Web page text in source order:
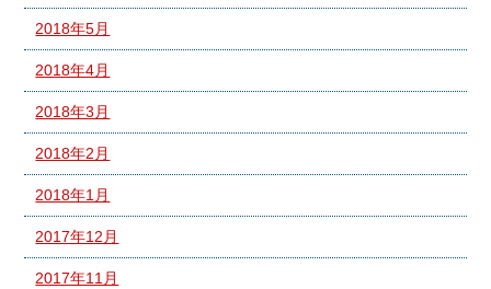
2018年5月
2018年4月
2018年3月
2018年2月
2018年1月
2017年12月
2017年11月